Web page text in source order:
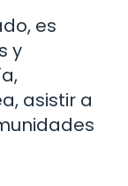
es
y
asistir a